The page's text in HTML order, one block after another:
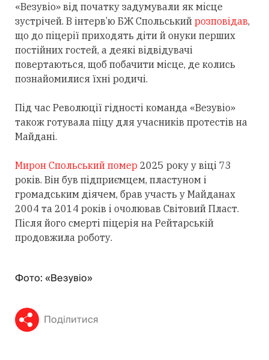
«Везувіо» від початку задумували як місце
зустрічей. В інтерв’ю БЖ Спольський розповідав,
що до піцерії приходять діти й онуки перших
постійних гостей, а деякі відвідувачі
повертаються, щоб побачити місце, де колись
познайомилися їхні родичі.
Під час Революції гідності команда «Везувіо»
також готувала піцу для учасників протестів на
Майдані.
Мирон Спольський помер 2025 року у віці 73
років. Він був підприємцем, пластуном і
громадським діячем, брав участь у Майданах
2004 та 2014 років і очолював Світовий Пласт.
Після його смерті піцерія на Рейтарській
продовжила роботу.
Фото: «Везувіо»
Поділитися